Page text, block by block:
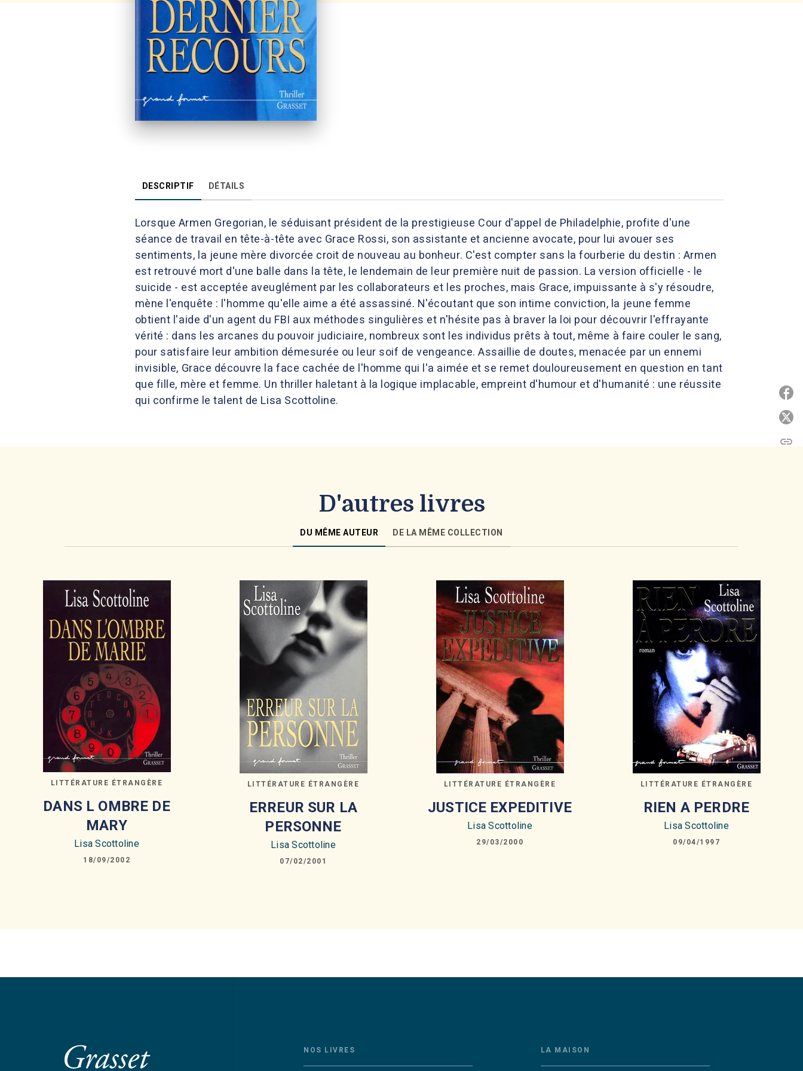
DESCRIPTIF DÉTAILS
Lorsque Armen Gregorian, le séduisant président de la prestigieuse Cour d'appel de Philadelphie, profite d'une
séance de travail en tête-à-tête avec Grace Rossi, son assistante et ancienne avocate, pour lui avouer ses
sentiments, la jeune mère divorcée croit de nouveau au bonheur. C'est compter sans la fourberie du destin : Armen
est retrouvé mort d'une balle dans la tête, le lendemain de leur première nuit de passion. La version officielle - le
suicide - est acceptée aveuglément par les collaborateurs et les proches, mais Grace, impuissante à s'y résoudre,
mène l'enquête : l'homme qu'elle aime a été assassiné. N'écoutant que son intime conviction, la jeune femme
obtient l'aide d'un agent du FBI aux méthodes singulières et n'hésite pas à braver la loi pour découvrir l'effrayante
vérité : dans les arcanes du pouvoir judiciaire, nombreux sont les individus prêts à tout, même à faire couler le sang,
pour satisfaire leur ambition démesurée ou leur soif de vengeance. Assaillie de doutes, menacée par un ennemi
invisible, Grace découvre la face cachée de l'homme qui l'a aimée et se remet douloureusement en question en tant
que fille, mère et femme. Un thriller haletant à la logique implacable, empreint d'humour et d'humanité : une réussite
qui confirme le talent de Lisa Scottoline.
D'autres livres
DU MÊME AUTEUR DE LA MÊME COLLECTION
LITTÉRATURE ÉTRANGÈRE
DANS L OMBRE DE
MARY
Lisa Scottoline
18/09/2002
LITTÉRATURE ÉTRANGÈRE
ERREUR SUR LA
PERSONNE
Lisa Scottoline
07/02/2001
LITTÉRATURE ÉTRANGÈRE
JUSTICE EXPEDITIVE
Lisa Scottoline
29/03/2000
LITTÉRATURE ÉTRANGÈRE
RIEN A PERDRE
Lisa Scottoline
09/04/1997
link
NOS LIVRES LA MAISON